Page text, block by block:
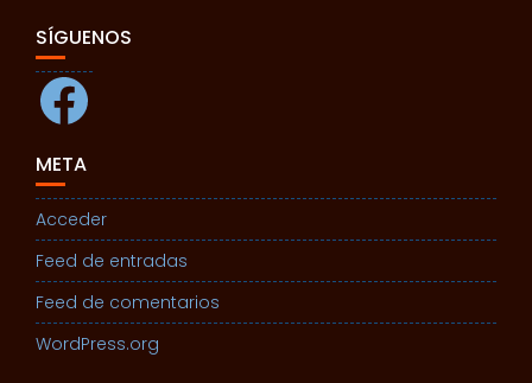
SÍGUENOS
Facebook
META
Acceder
Feed de entradas
Feed de comentarios
WordPress.org